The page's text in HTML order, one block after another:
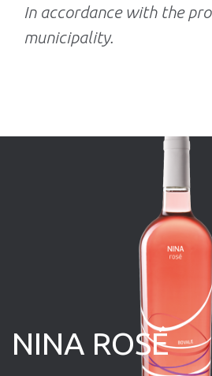
In accordance with the
municipality.
NINA ROSÉ